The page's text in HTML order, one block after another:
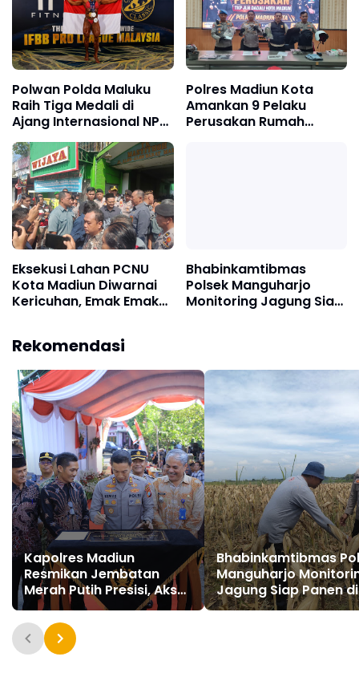
Polwan Polda Maluku
Raih Tiga Medali di
Ajang Internasional NPC
Global Classic Malaysia
2026
Polres Madiun Kota
Amankan 9 Pelaku
Perusakan Rumah
Eksekusi Lahan PCNU
Kota Madiun Diwarnai
Kericuhan, Emak Emak
Bhabinkamtibmas
Polsek Manguharjo
Monitoring Jagung Siap
Rekomendasi
Kapolres Madiun
Resmikan Jembatan
Merah Putih Presisi, Akses
Warga Antar Desa Kini
Lebih Aman dan Lancar
Bhabinkamtibmas
Manguharjo
Jagung Siap Panen di
Madiun, Dukung